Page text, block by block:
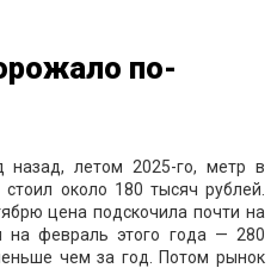
по-
назад, летом 2025-го, метр в
стоил около 180 тысяч рублей.
цена подскочила почти на
на февраль этого года — 280
чем за год. Потом рынок